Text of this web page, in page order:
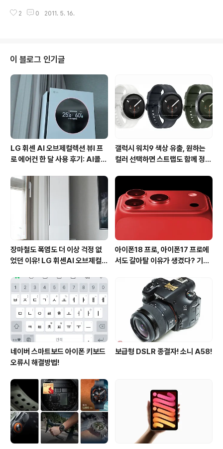
져볼 수 있을 만큼 사람이 많았습니다. 무엇보다 LG 옵티
저브레드 업그레이드 소식인데요. 지난주 유출펌 정보가
이드에 대한 소식입니다. 갤럭시S 등 국내 출시된 갤럭시
모델에 대해 진저브레드(안드로이드 2.3) 업그레이드를 5
월 17일부터 단계적으로 실시합니다. 구글의 안드로이드
플랫폼 진저브레드는 기존 버전인 프로요(안드로이드 2.2)
에 비해 게임 등 일부 애플리케이션 실행속도와 편집기능
이 향상됐으며, 배터리와 애플리케이션 관리 기..
2 0 2011. 5. 16.
이 블로그 인기글
LG 휘센 AI 오브제컬렉션 뷰I 프
로 에어컨 한 달 사용 후기: AI콜드
갤럭시 워치9 색상 유출, 원하는
컬러 선택하면 스트랩도 함께 정해
장마철도 폭염도 더 이상 걱정 없
었던 이유! LG 휘센AI 오브제컬렉
아이폰18 프로, 아이폰17 프로에
서도 갈아탈 이유가 생겼다? 기대
네이버 스마트보드 아이폰 키보드
오류시 해결방법!
보급형 DSLR 종결자! 소니 A58!